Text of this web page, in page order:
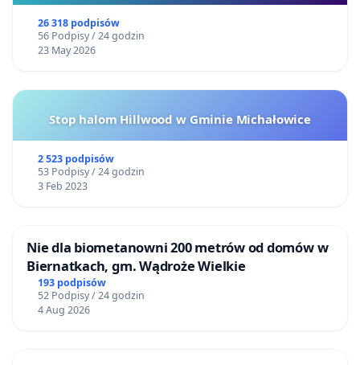
26 318 podpisów
56 Podpisy / 24 godzin
23 May 2026
Stop halom Hillwood w Gminie Michałowice
2 523 podpisów
53 Podpisy / 24 godzin
3 Feb 2023
Nie dla biometanowni 200 metrów od domów w
Biernatkach, gm. Wądroże Wielkie
193 podpisów
52 Podpisy / 24 godzin
4 Aug 2026